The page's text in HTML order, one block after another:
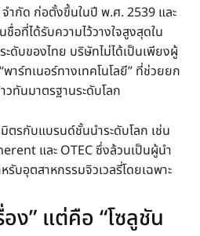
ำกัด ก่อตั้งขึ้นในปี พ.ศ. 2539 และ
อที่ได้รับความไว้วางใจสูงสุดใน
ดับของไทย บริษัทไม่ได้เป็นเพียงผู้
าร์ทเนอร์ทางเทคโนโลยี” ที่ช่วยยก
ทันมาตรฐานระดับโลก
ตรกับแบรนด์ชั้นนำระดับโลก เช่น
และ OTEC ซึ่งล้วนเป็นผู้นำ
รับอุตสาหกรรมจิวเวลรี่โดยเฉพาะ
อง” แต่คือ “โซลูชัน